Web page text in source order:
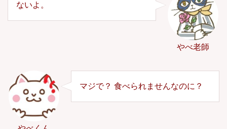
やべ老師
ないよ。
マジで？ 食べられませんなのに？